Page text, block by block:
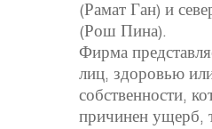
(Рамат Ган) и
(Рош Пина).
Фирма
лиц, здоровью
собственности,
причинен ущерб,